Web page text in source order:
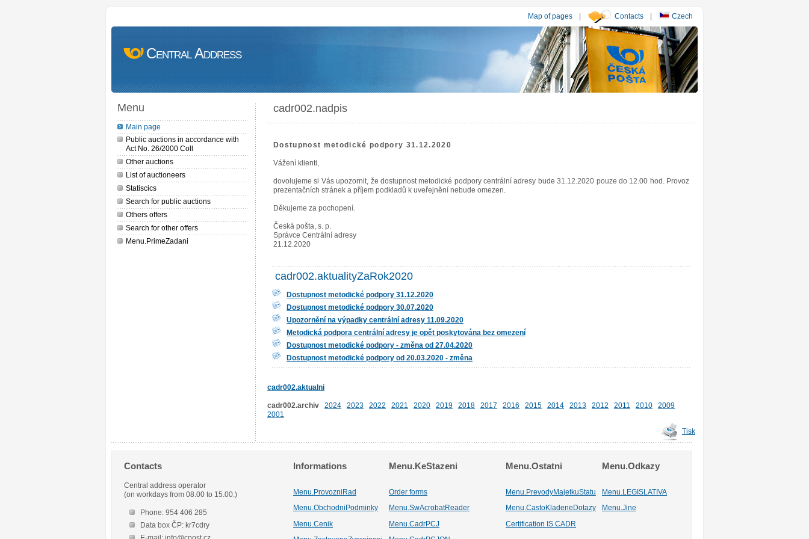
Map of pages | Contacts | Czech
Central Address
Menu
Main page
Public auctions in accordance with
Act No. 26/2000 Coll
Other auctions
List of auctioneers
Statiscics
Search for public auctions
Others offers
Search for other offers
Menu.PrimeZadani
cadr002.nadpis
Dostupnost metodické podpory 31.12.2020
Vážení klienti,
dovolujeme si Vás upozornit, že dostupnost metodické podpory centrální adresy bude 31.12.2020 pouze do 12.00 hod. Provoz
prezentačních stránek a příjem podkladů k uveřejnění nebude omezen.
Děkujeme za pochopení.
Česká pošta, s. p.
Správce Centrální adresy
21.12.2020
cadr002.aktualityZaRok2020
Dostupnost metodické podpory 31.12.2020
Dostupnost metodické podpory 30.07.2020
Upozornění na výpadky centrální adresy 11.09.2020
Metodická podpora centrální adresy je opět poskytována bez omezení
Dostupnost metodické podpory - změna od 27.04.2020
Dostupnost metodické podpory od 20.03.2020 - změna
cadr002.aktualni
cadr002.archiv 2024 2023 2022 2021 2020 2019 2018 2017 2016 2015 2014 2013 2012 2011 2010
2009
2001
Tisk
Contacts
Central address operator
(on workdays from 08.00 to 15.00.)
Phone: 954 406 285
Data box ČP: kr7cdry
Informations Menu.KeStazeni Menu.Ostatni Menu.Odkazy
Menu.ProvozniRad Order forms Menu.PrevodyMajetkuStatu
Menu.LEGISLATIVA
Menu.ObchodniPodminky
Menu.SwAcrobatReader Menu.CastoKladeneDotazy Menu.Jine
Menu.Cenik Menu.CadrPCJ
Certification IS CADR